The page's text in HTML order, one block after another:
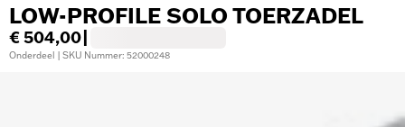
LOW-PROFILE SOLO TOERZADEL
€ 504,00
Onderdeel | SKU Nummer: 52000248